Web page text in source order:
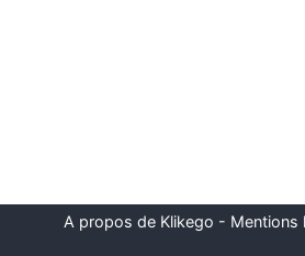
A propos de Klikego - Mentions